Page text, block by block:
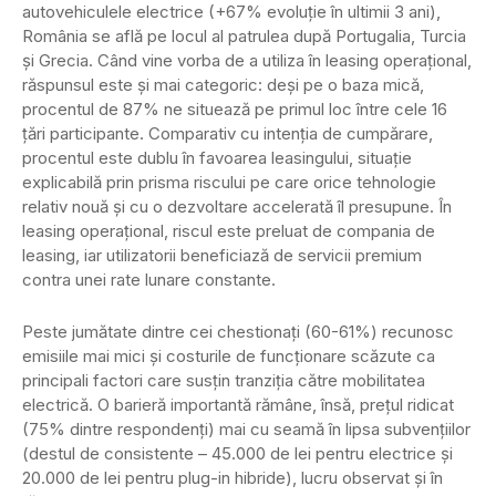
autovehiculele electrice (+67% evoluţie în ultimii 3 ani),
România se află pe locul al patrulea după Portugalia, Turcia
şi Grecia. Când vine vorba de a utiliza în leasing operaţional,
răspunsul este şi mai categoric: deşi pe o baza mică,
procentul de 87% ne situează pe primul loc între cele 16
ţări participante. Comparativ cu intenţia de cumpărare,
procentul este dublu în favoarea leasingului, situaţie
explicabilă prin prisma riscului pe care orice tehnologie
relativ nouă şi cu o dezvoltare accelerată îl presupune. În
leasing operaţional, riscul este preluat de compania de
leasing, iar utilizatorii beneficiază de servicii premium
contra unei rate lunare constante.
Peste jumătate dintre cei chestionaţi (60-61%) recunosc
emisiile mai mici şi costurile de funcţionare scăzute ca
principali factori care susţin tranziţia către mobilitatea
electrică. O barieră importantă rămâne, însă, preţul ridicat
(75% dintre respondenţi) mai cu seamă în lipsa subvenţiilor
(destul de consistente – 45.000 de lei pentru electrice şi
20.000 de lei pentru plug-in hibride), lucru observat şi în